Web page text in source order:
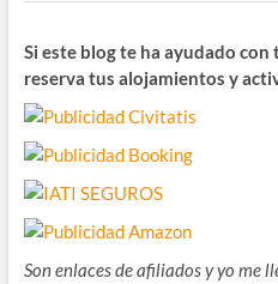
Si este blog te ha ayudado
reserva tus alojamientos y
Son enlaces de afiliados y yo me